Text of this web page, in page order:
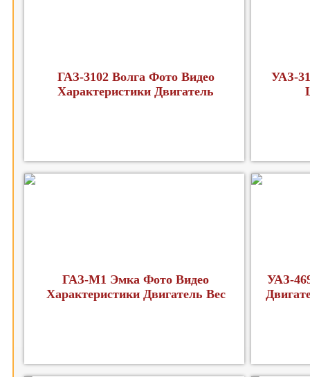
ГАЗ-3102 Волга Фото Видео
Характеристики Двигатель
УАЗ-
ГАЗ-М1 Эмка Фото Видео
Характеристики Двигатель Вес
УАЗ-